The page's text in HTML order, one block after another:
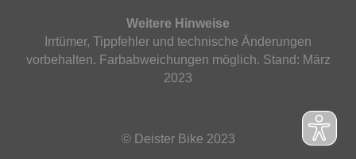
Weitere Hinweise
Irrtümer, Tippfehler und technische Änderungen
vorbehalten. Farbabweichungen möglich. Stand: März
2023
© Deister Bike 2023